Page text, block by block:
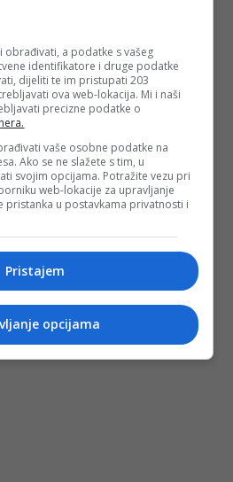
obrađivati, a podatke s vašeg
identifikatore i druge podatke
dijeliti te im pristupati 203
ova web-lokacija. Mi i naši
precizne podatke o
vaše osobne podatke na
Ako se ne slažete s tim, u
svojim opcijama. Potražite vezu pri
web-lokacije za upravljanje
pristanka u postavkama privatnosti i
Pristajem
opcijama